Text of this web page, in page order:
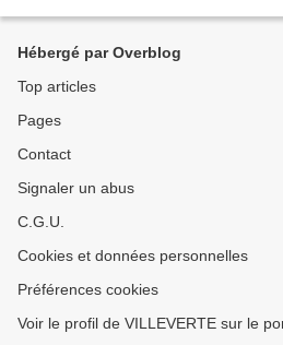
Hébergé par Overblog
Top articles
Pages
Contact
Signaler un abus
C.G.U.
Cookies et données personnelles
Préférences cookies
Voir le profil de VILLEVERTE sur le